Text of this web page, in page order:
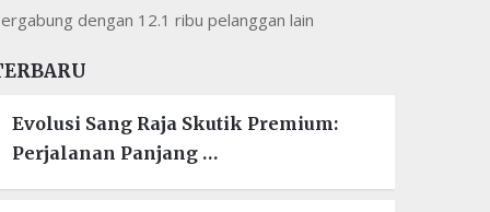
dengan 12.1 ribu pelanggan lain
Evolusi Sang Raja Skutik Premium:
Perjalanan Panjang …